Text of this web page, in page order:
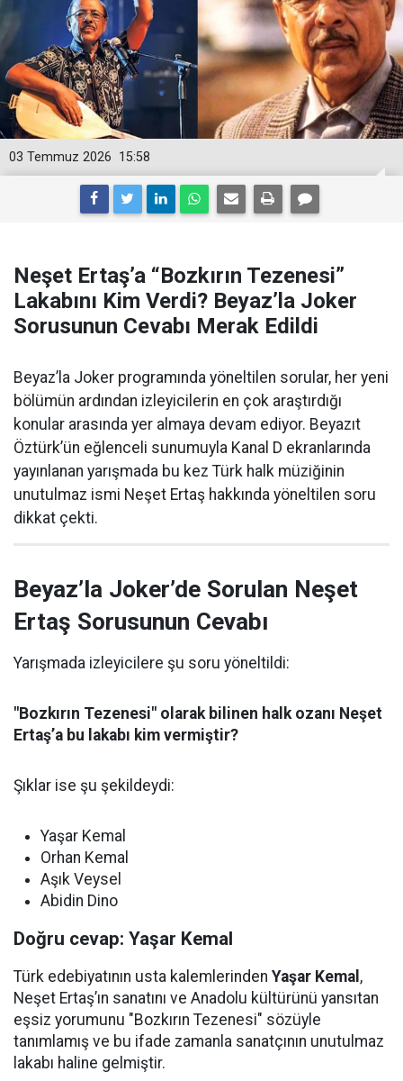
15:58
03 Temmuz 2026
Neşet Ertaş’a “Bozkırın Tezenesi”
Lakabını Kim Verdi? Beyaz’la Joker
Sorusunun Cevabı Merak Edildi
Beyaz’la Joker programında yöneltilen sorular, her yeni
bölümün ardından izleyicilerin en çok araştırdığı
konular arasında yer almaya devam ediyor. Beyazıt
Öztürk’ün eğlenceli sunumuyla Kanal D ekranlarında
yayınlanan yarışmada bu kez Türk halk müziğinin
unutulmaz ismi Neşet Ertaş hakkında yöneltilen soru
dikkat çekti.
Beyaz’la Joker’de Sorulan Neşet
Ertaş Sorusunun Cevabı
Yarışmada izleyicilere şu soru yöneltildi:
"Bozkırın Tezenesi" olarak bilinen halk ozanı Neşet
Ertaş’a bu lakabı kim vermiştir?
Şıklar ise şu şekildeydi:
Yaşar Kemal
Orhan Kemal
Aşık Veysel
Abidin Dino
Doğru cevap: Yaşar Kemal
Türk edebiyatının usta kalemlerinden Yaşar Kemal ,
Neşet Ertaş’ın sanatını ve Anadolu kültürünü yansıtan
eşsiz yorumunu "Bozkırın Tezenesi" sözüyle
tanımlamış ve bu ifade zamanla sanatçının unutulmaz
lakabı haline gelmiştir.